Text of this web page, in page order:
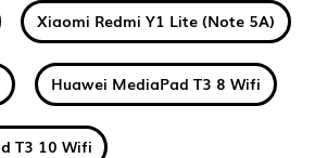
Xiaomi Redmi Y1 Lite (Note 5A)
Huawei MediaPad T3 8 Wifi
T3 10 Wifi